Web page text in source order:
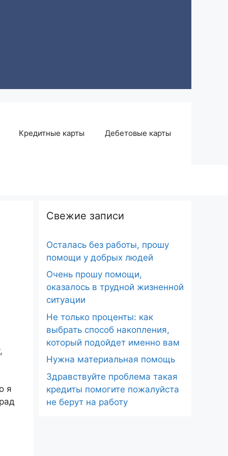
Кредитные карты Дебетовые карты
я
Свежие записи
Осталась без работы, прошу
помощи у добрых людей
Очень прошу помощи,
оказалось в трудной жизненной
ситуации
Не только проценты: как
выбрать способ накопления,
который подойдет именно вам
Нужна материальная помощь
Здравствуйте проблема такая
кредиты помогите пожалуйста
не берут на работу